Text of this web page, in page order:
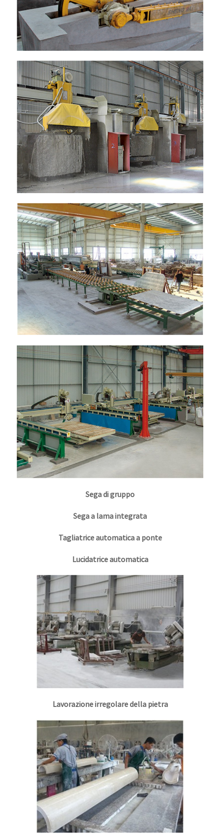
Sega di gruppo
Sega a lama integrata
Tagliatrice automatica a ponte
Lucidatrice automatica
Lavorazione irregolare della pietra